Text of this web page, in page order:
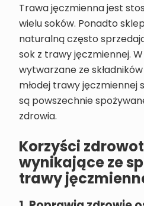
Trawa jęczmienna jest
wielu soków. Ponadto
naturalną często
sok z trawy jęczmiennej.
wytwarzane ze
młodej trawy jęczmiennej
są powszechnie
zdrowia.
Korzyści
wynikające ze
trawy